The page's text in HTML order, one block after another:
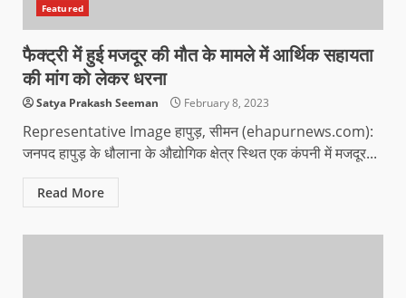
Featured
फैक्ट्री में हुई मजदूर की मौत के मामले में आर्थिक सहायता
की मांग को लेकर धरना
Satya Prakash Seeman February 8, 2023
Representative Image हापुड़, सीमन (ehapurnews.com):
जनपद हापुड़ के धौलाना के औद्योगिक क्षेत्र स्थित एक कंपनी में मजदूर...
Read More